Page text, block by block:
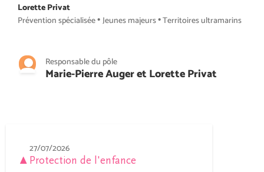
Lorette Privat
Prévention spécialisée• Jeunes majeurs•Territoires ultramarins
Responsable du pôle
Marie-Pierre Auger et Lorette Privat
27/07/2026
Protection de l'enfance